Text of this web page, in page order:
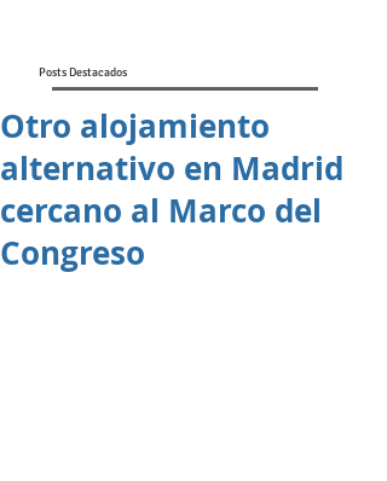
Posts Destacados
Otro alojamiento
alternativo en Madrid
cercano al Marco del
Congreso